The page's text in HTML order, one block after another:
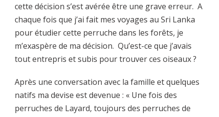
cette décision s’est avérée être une grave erreur. A
chaque fois que j’ai fait mes voyages au Sri Lanka
pour étudier cette perruche dans les forêts, je
m’exaspère de ma décision. Qu’est-ce que j’avais
tout entrepris et subis pour trouver ces oiseaux ?
Après une conversation avec la famille et quelques
natifs ma devise est devenue : « Une fois des
perruches de Layard, toujours des perruches de